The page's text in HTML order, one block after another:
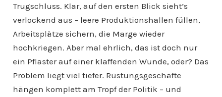
Trugschluss. Klar, auf den ersten Blick sieht’s
verlockend aus – leere Produktionshallen füllen,
Arbeitsplätze sichern, die Marge wieder
hochkriegen. Aber mal ehrlich, das ist doch nur
ein Pflaster auf einer klaffenden Wunde, oder? Das
Problem liegt viel tiefer. Rüstungsgeschäfte
hängen komplett am Tropf der Politik – und